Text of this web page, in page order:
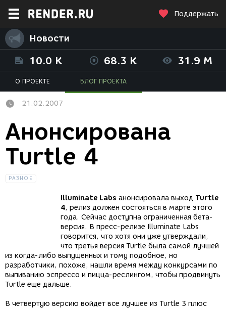
Поддержать
Новости
10.0 K 68.3 K 31.9 M
О ПРОЕКТЕ БЛОГ ПРОЕКТА
21.02.2007
Анонсирована
Turtle 4
РАЗНОЕ
Illuminate Labs анонсировала выход Turtle
4, релиз должен состояться в марте этого
года. Сейчас доступна ограниченная бета-
версия. В пресс-релизе Illuminate Labs
говорится, что хотя они уже утверждали,
что третья версия Turtle была самой лучшей
из когда-либо выпущенных и тому подобное, но
разработчики, похоже, нашли время между конкурсами по
выпиванию эспрессо и пицца-реслингом, чтобы продвинуть
Turtle еще дальше.
В четвертую версию войдет все лучшее из Turtle 3 плюс